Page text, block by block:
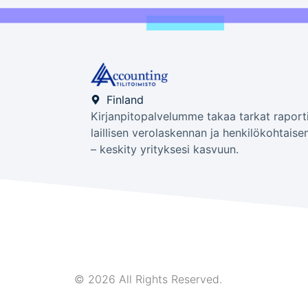
Finland
Kirjanpitopalvelumme takaa tarkat
laillisen verolaskennan ja
– keskity yrityksesi kasvuun.
© 2026 All Rights Reserved.